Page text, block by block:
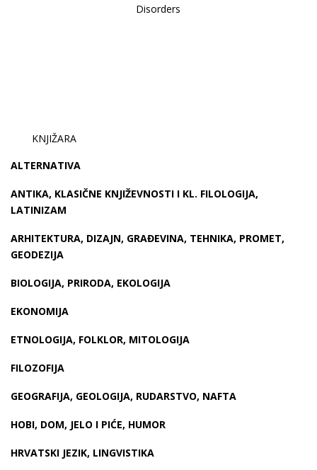
Disorders
KNJIŽARA
ALTERNATIVA
ANTIKA, KLASIČNE KNJIŽEVNOSTI I KL. FILOLOGIJA,
LATINIZAM
ARHITEKTURA, DIZAJN, GRAĐEVINA, TEHNIKA, PROMET,
GEODEZIJA
BIOLOGIJA, PRIRODA, EKOLOGIJA
EKONOMIJA
ETNOLOGIJA, FOLKLOR, MITOLOGIJA
FILOZOFIJA
GEOGRAFIJA, GEOLOGIJA, RUDARSTVO, NAFTA
HOBI, DOM, JELO I PIĆE, HUMOR
HRVATSKI JEZIK, LINGVISTIKA